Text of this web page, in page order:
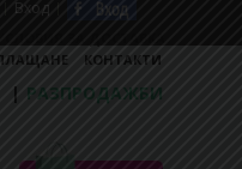
Вход
КОНТАКТИ
| РАЗПРОДАЖБИ